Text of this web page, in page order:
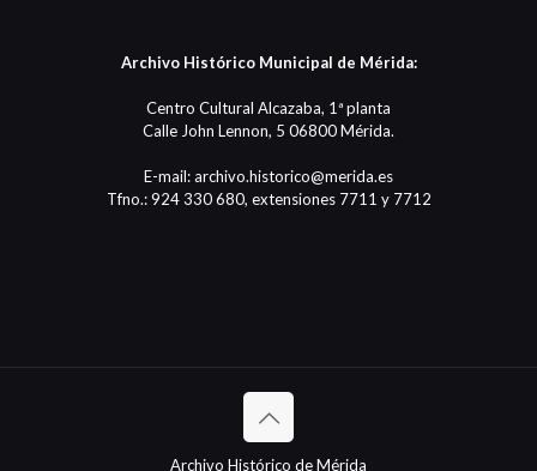
Archivo Histórico Municipal de Mérida:
Centro Cultural Alcazaba, 1ª planta
Calle John Lennon, 5 06800 Mérida.
E-mail: archivo.historico@merida.es
Tfno.: 924 330 680, extensiones 7711 y 7712
Archivo Histórico de Mérida